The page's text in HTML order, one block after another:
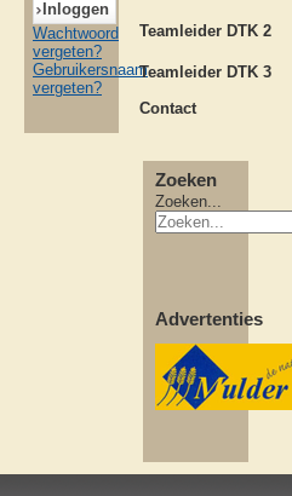
Wachtwoord
vergeten?
Gebruikersnaam
vergeten?
Teamleider DTK 2
Teamleider DTK 3
Contact
Zoeken
Zoeken...
Advertenties